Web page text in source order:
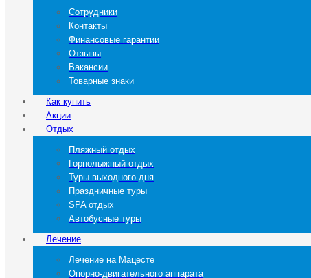
Сотрудники
Контакты
Финансовые гарантии
Отзывы
Вакансии
Товарные знаки
Как купить
Акции
Отдых
Пляжный отдых
Горнолыжный отдых
Туры выходного дня
Праздничные туры
SPA отдых
Автобусные туры
Лечение
Лечение на Мацесте
Опорно-двигательного аппарата